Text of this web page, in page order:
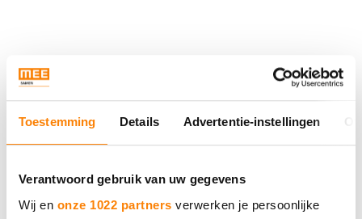
Toestemming Details Advertentie-instellingen
Verantwoord gebruik van uw gegevens
Wij en onze 1022 partners verwerken je persoonlijke
MEE in Beweging